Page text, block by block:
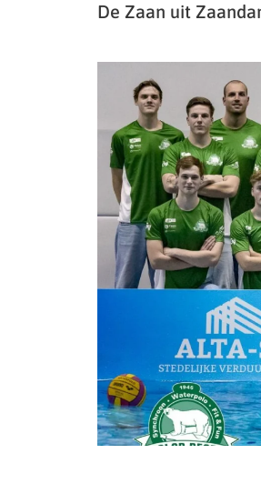
De Zaan uit